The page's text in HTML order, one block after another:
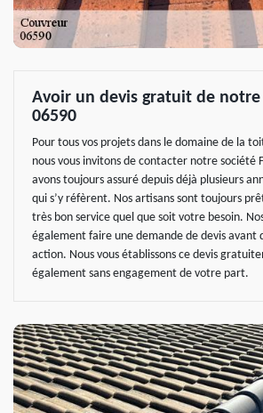
Avoir un devis gratuit de
06590
Pour tous vos projets dans le domaine de la
nous vous invitons de contacter notre société
avons toujours assuré depuis déjà plusieurs
qui s’y réfèrent. Nos artisans sont toujours
très bon service quel que soit votre besoin.
également faire une demande de devis avant
action. Nous vous établissons ce devis
également sans engagement de votre part.